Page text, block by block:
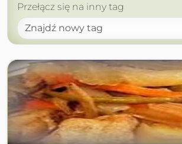
Przełącz się na inny tag